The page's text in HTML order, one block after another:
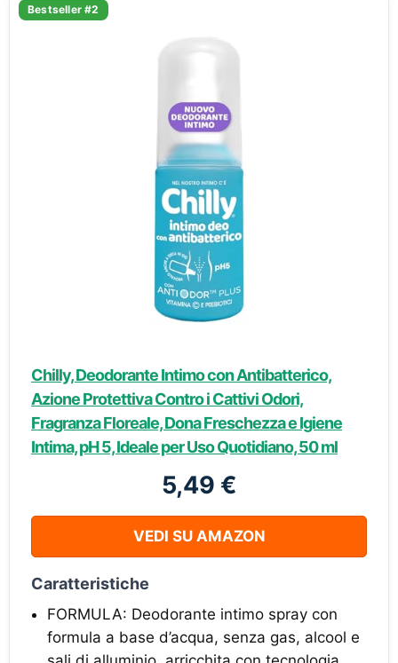
Bestseller #2
Chilly, Deodorante Intimo con Antibatterico,
Azione Protettiva Contro i Cattivi Odori,
Fragranza Floreale, Dona Freschezza e Igiene
Intima, pH 5, Ideale per Uso Quotidiano, 50 ml
5,49 €
VEDI SU AMAZON
Caratteristiche
FORMULA: Deodorante intimo spray con
formula a base d’acqua, senza gas, alcool e